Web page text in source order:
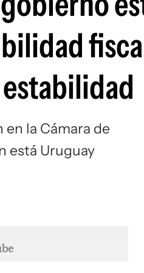
la Cámara de
está Uruguay